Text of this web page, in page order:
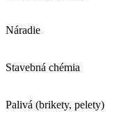
Náradie
Stavebná chémia
Palivá (brikety, pelety)